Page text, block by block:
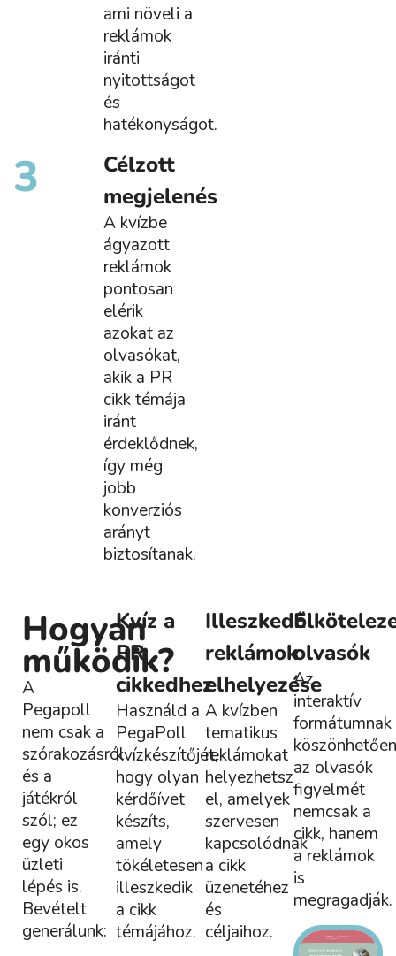
ami növeli a
reklámok
iránti
nyitottságot
és
hatékonyságot.
3
Célzott
megjelenés
A kvízbe
ágyazott
reklámok
pontosan
elérik
azokat az
olvasókat,
akik a PR
cikk témája
iránt
érdeklődnek,
így még
jobb
konverziós
arányt
biztosítanak.
Hogyan
működik?
A
Pegapoll
nem csak a
szórakozásról
és a
játékról
szól; ez
egy okos
üzleti
lépés is.
Bevételt
generálunk:
Kvíz a
PR
cikkedhez
Használd a
PegaPoll
kvízkészítőjét,
hogy olyan
kérdőívet
készíts,
amely
tökéletesen
illeszkedik
a cikk
témájához.
Illeszkedő
reklámok
elhelyezése
A kvízben
tematikus
reklámokat
helyezhetsz
el, amelyek
szervesen
kapcsolódnak
a cikk
üzenetéhez
és
céljaihoz.
olvasók
Az
interaktív
formátumnak
az olvasók
figyelmét
nemcsak a
cikk, hanem
a reklámok
is
megragadják.